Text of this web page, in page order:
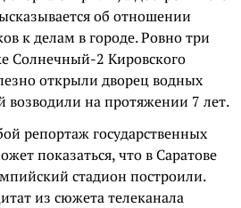
об отношении
к делам в городе. Ровно три
Солнечный-2 Кировского
открыли дворец водных
возводили на протяжении 7 лет.
репортаж государственных
показаться, что в Саратове
стадион построили.
из сюжета телеканала